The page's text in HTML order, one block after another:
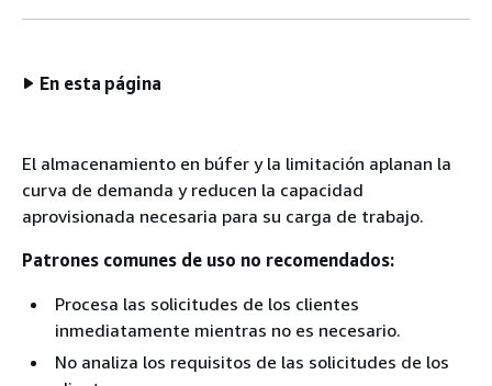
En esta página
El almacenamiento en búfer y la limitación aplanan la
curva de demanda y reducen la capacidad
aprovisionada necesaria para su carga de trabajo.
Patrones comunes de uso no recomendados:
Procesa las solicitudes de los clientes
inmediatamente mientras no es necesario.
No analiza los requisitos de las solicitudes de los